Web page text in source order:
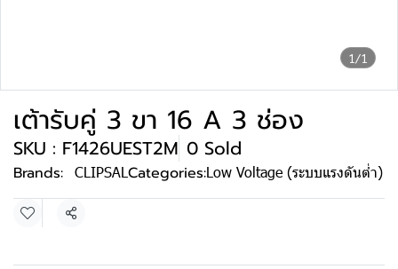
1/1
เต้ารับคู่ 3 ขา 16 A 3 ช่อง
SKU : F1426UEST2M 0 Sold
Brands: CLIPSAL Categories:Low Voltage (ระบบแรงดันต่ำ)
Share